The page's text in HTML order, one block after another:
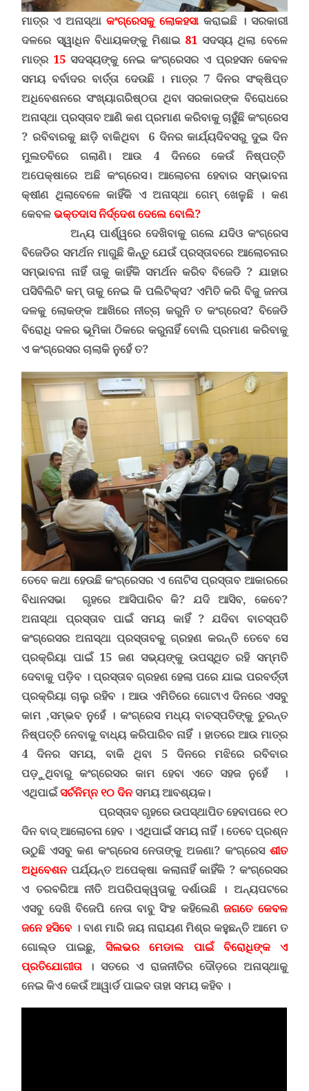
ମାତ୍ର ଏ ଅନାସ୍ଥାକଂଗ୍ରେସକୁ ଲୋକହସାକରାଇଛି। ସରକାରୀ
ଦଳରେ ସ୍ୱାଧିନ ବିଧାୟକଙ୍କୁ ମିଶାଇ 81 ସଦସ୍ୟ ଥିଲା ବେଳେ
ମାତ୍ର 15 ସଦସ୍ୟଙ୍କୁ ନେଇ କଂଗ୍ରେସର ଏ ପ୍ରହସନ କେବଳ
ସମୟ ବର୍ବାଦର ବାର୍ତ୍ତା ଦେଉଛି ।ମାତ୍ର 7 ଦିନର ସଂକ୍ଷିପ୍ତ
ଅଧିବେଶନରେ ସଂଖ୍ୟାଗରିଷ୍ଠତା ଥିବା ସରକାରଙ୍କ ବିରୋଧରେ
ଅନାସ୍ଥା ପ୍ରସ୍ତାବ ଆଣି କଣ ପ୍ରମାଣ କରିବାକୁ ଚାହୁଁଛି କଂଗ୍ରେସ
? ରବିବାରକୁ ଛାଡ଼ି ବାକିଥିବା 6 ଦିନର କାର୍ଯ୍ୟଦିବସରୁ ଦୁଇ ଦିନ
ମୁଲତବିରେ ଗଲାଣି। ଆଉ 4 ଦିନରେ କେଉଁ ନିଷ୍ପତ୍ତି
ଅପେକ୍ଷାରେ ଅଛି କଂଗ୍ରେସ। ଆଲୋଚନା ହେବାର ସମ୍ଭାବନା
କ୍ଷୀଣ ଥିଲାବେଳେ କାହିଁକି ଏ ଅନାସ୍ଥା ଗେମ୍ ଖେଳୁଛି । କଣ
କେବଳଭକ୍ତଦାସ ନିର୍ଦ୍ଦେଶ ଦେଲେ ବୋଲି?
ଅନ୍ୟ ପାର୍ଶ୍ୱରେ ଦେଖିବାକୁ ଗଲେ ଯଦିଓ କଂଗ୍ରେସ
ବିଜେଡିର ସମର୍ଥନ ମାଗୁଛି କିନ୍ତୁ ଯେଉଁ ପ୍ରସ୍ତାବରେ ଆଲୋଚନାର
ସମ୍ଭାବନା ନାହିଁ ତାକୁ କାହିଁକି ସମର୍ଥନ କରିବ ବିଜେଡି ? ଯାହାର
ପସିବିଲିଟି କମ୍ ତାକୁ ନେଇ କି ପଲିଟିକ୍ସ? ଏମିତି କରି ବିଜୁ ଜନତା
ଦଳକୁ ଲୋକଙ୍କ ଆଖିରେ ନୀଚ୍ଚା କରୁନି ତ କଂଗ୍ରେସ? ବିଜେଡି
ବିରୋଧି ଦଳର ଭୂମିକା ଠିକରେ କରୁନାହିଁ ବୋଲି ପ୍ରମାଣ କରିବାକୁ
ଏ କଂଗ୍ରେସର ଚାଲାକି ନୁହେଁ ତ?
ତେବେ କଥା ହେଉଛି କଂଗ୍ରେସର ଏ ନୋଟିସ ପ୍ରସ୍ତାବ ଆକାରରେ
ବିଧାନସଭା ଗୃହରେ ଆସିପାରିବ କି?ଯଦି ଆସିବ, କେବେ?
ଅନାସ୍ଥା ପ୍ରସ୍ତାବ ପାଇଁ ସମୟ କାହିଁ ?ଯଦିବା ବାଚସ୍ପତି
କଂଗ୍ରେସର ଅନାସ୍ଥା ପ୍ରସ୍ତାବକୁ ଗ୍ରହଣ କରନ୍ତି ତେବେ ସେ
ପ୍ରକ୍ରିୟା ପାଇଁ 15 ଜଣ ସଭ୍ୟଙ୍କୁ ଉପସ୍ଥିତ ରହି ସମ୍ମତି
ଦେବାକୁ ପଡ଼ିବ । ପ୍ରସ୍ତାବ ଗ୍ରହଣ ହେଲା ପରେ ଯାଇ ପରବର୍ତ୍ତୀ
ପ୍ରକ୍ରିୟା ଚାଲୁ ରହିବ । ଆଉ ଏମିତିରେ ଗୋଟାଏ ଦିନରେ ଏସବୁ
କାମ ,ସମ୍ଭବ ନୁହେଁ । କଂଗ୍ରେସ ମଧ୍ୟ ବାଚସ୍ପତିଙ୍କୁ ତୁରନ୍ତ
ନିଷ୍ପତ୍ତି ନେବାକୁ ବାଧ୍ୟ କରିପାରିବ ନାହିଁ । ହାତରେ ଆଉ ମାତ୍ର
4 ଦିନର ସମୟ, ବାକି ଥିବା 5 ଦିନରେ ମଝିରେ ରବିବାର
ପଡ଼ୁଥିବାରୁ କଂଗ୍ରେସର କାମ ହେବା ଏତେ ସହଜ ନୁହେଁ ।
ଏଥିପାଇଁସର୍ଚନିମ୍ନ ୧୦ ଦିନ ସମୟ ଆବଶ୍ୟକ।
ପ୍ରସ୍ତାବ ଗୃହରେ ଉପସ୍ଥାପିତ ହେବାପରେ ୧୦
ଦିନ ବାଦ୍ ଆଲୋଚନା ହେବ । ଏଥିପାଇଁ ସମୟ ନାହିଁ । ତେବେ ପ୍ରଶ୍ନ
ଉଠୁଛି ଏସବୁ କଣ କଂଗ୍ରେସ ନେତାଙ୍କୁ ଅଜଣା? କଂଗ୍ରେସ ଶୀତ
ଅଧିବେଶନ ପର୍ଯ୍ୟନ୍ତ ଅପେକ୍ଷା କଲାନାହିଁ କାହିଁକି ? କଂଗ୍ରେସର
ଏ ତରବରିଆ ନୀତି ଅପରିପକ୍ୱତାକୁ ଦର୍ଶାଉଛି । ଅନ୍ୟପଟରେ
ଏସବୁ ଦେଖି ବିଜେପି ନେତା ବାବୁ ସିଂହ କହିଲେଣିଜଗତେ କେବଳ
ଜନେ ହସିବେ । ବାଣ ମାରି ଜୟ ନାରାୟଣ ମିଶ୍ର କହୁଛନ୍ତି ଆମେ ତ
ଗୋଲ୍ଡ ପାଇଛୁ,ସିଲଭର ମେଡାଲ ପାଇଁ ବିରୋଧିଙ୍କ ଏ
ପ୍ରତିଯୋଗୀତା । ସତରେ ଏ ରାଜନୀତିର ଦୌଡ଼ରେ ଅନାସ୍ଥାକୁ
ନେଇ କିଏ କେଉଁ ଆୱାର୍ଡ ପାଇବ ତାହା ସମୟ କହିବ ।